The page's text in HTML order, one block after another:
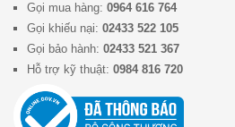
Gọi mua hàng: 0964 616 764
Gọi khiếu nại: 02433 522 105
Gọi bảo hành: 02433 521 367
Hỗ trợ kỹ thuật: 0984 816 720